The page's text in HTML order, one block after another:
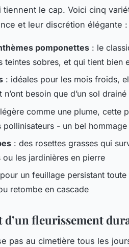
tiennent le cap. Voici cinq
et leur discrétion élégante :
pomponettes : le
teintes sobres, et qui tient bien
: idéales pour les mois froids,
n’ont besoin que d’un sol drainé
comme une plume, cette
pollinisateurs - un bel
: des rosettes grasses qui
ou les jardinières en pierre
un feuillage persistant
retombe en cascade
d’un fleurissement
pas au cimetière tous les